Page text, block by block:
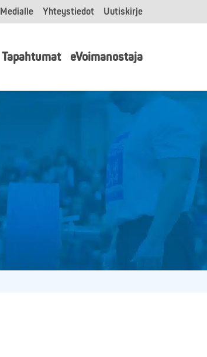
Medialle Yhteystiedot Uutiskirje
Tapahtumat eVoimanostaja